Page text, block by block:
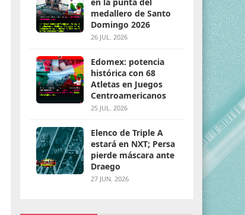
medallero de Santo
Domingo 2026
26 JUL. 2026
Edomex: potencia
histórica con 68
Atletas en Juegos
Centroamericanos
25 JUL. 2026
Elenco de Triple A
estará en NXT; Persa
pierde máscara ante
Draego
27 JUN. 2026